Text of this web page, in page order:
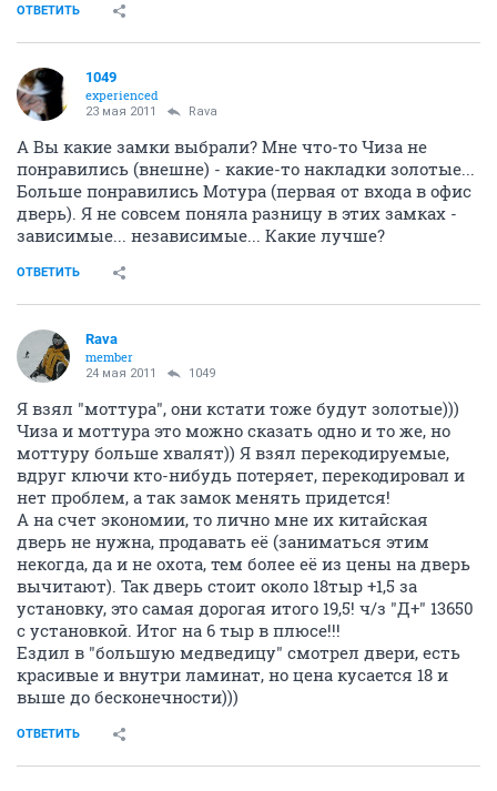
ОТВЕТИТЬ
1049
experienced
23 мая 2011 Rava
А Вы какие замки выбрали? Мне что-то Чиза не
понравились (внешне) - какие-то накладки золотые...
Больше понравились Мотура (первая от входа в офис
дверь). Я не совсем поняла разницу в этих замках -
зависимые... независимые... Какие лучше?
ОТВЕТИТЬ
Rava
member
24 мая 2011 1049
Я взял "моттура", они кстати тоже будут золотые)))
Чиза и моттура это можно сказать одно и то же, но
моттуру больше хвалят)) Я взял перекодируемые,
вдруг ключи кто-нибудь потеряет, перекодировал и
нет проблем, а так замок менять придется!
А на счет экономии, то лично мне их китайская
дверь не нужна, продавать её (заниматься этим
некогда, да и не охота, тем более её из цены на дверь
вычитают). Так дверь стоит около 18тыр +1,5 за
установку, это самая дорогая итого 19,5! ч/з "Д+" 13650
с установкой. Итог на 6 тыр в плюсе!!!
Ездил в "большую медведицу" смотрел двери, есть
красивые и внутри ламинат, но цена кусается 18 и
выше до бесконечности)))
ОТВЕТИТЬ